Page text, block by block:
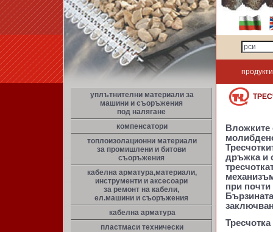
продукти
уплътнителни материали за
машини и съоръжения
под налягане
компенсатори
топлоизолационни материали
за промишлени и битови
съоръжения
кабелна арматура,материали,
инструменти и аксесоари
за ремонт на кабели,
ел.машини и съоръжения
кабелна арматура
пластмаси технически
Вложките
дръжка и
при